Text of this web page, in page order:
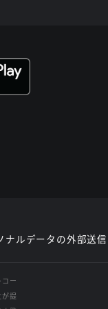
ナルデータの外部送
ー
提